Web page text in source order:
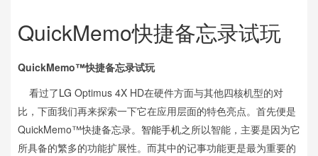
QuickMemo快捷备忘录试玩
QuickMemo™快捷备忘录试玩
看过了LG Optimus 4X HD在硬件方面与其他四核机型的对
比，下面我们再来探索一下它在应用层面的特色亮点。首先便是
QuickMemo™快捷备忘录。 智能手机之所以智能，主要是因为它
所具备的繁多的功能扩展性。而其中的记事功能更是最为重要的